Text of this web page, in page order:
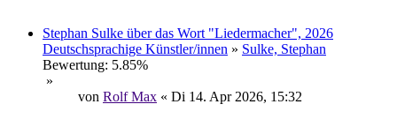
Stephan Sulke über das Wort "Liedermacher", 2026
Deutschsprachige Künstler/innen » Sulke, Stephan
Bewertung: 5.85%
»
von Rolf Max « Di 14. Apr 2026, 15:32